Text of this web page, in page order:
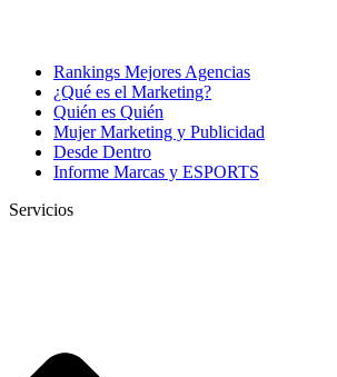
Rankings Mejores Agencias
¿Qué es el Marketing?
Quién es Quién
Mujer Marketing y Publicidad
Desde Dentro
Informe Marcas y ESPORTS
Servicios